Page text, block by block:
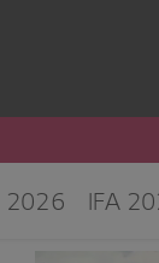
2026 IFA